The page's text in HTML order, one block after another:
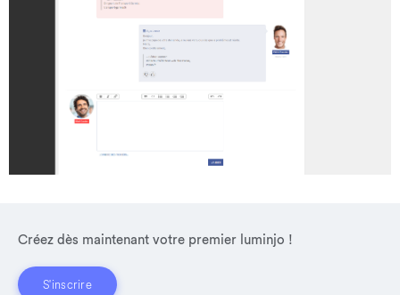
Créez dès maintenant votre premier luminjo !
S'inscrire